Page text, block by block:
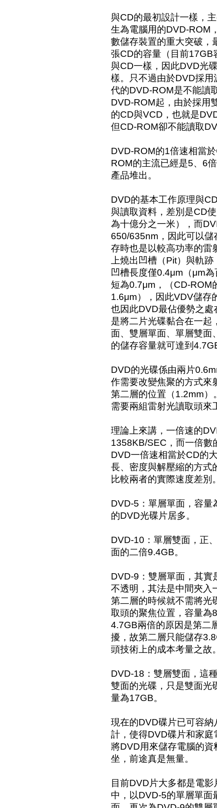
與CD的最初設計一樣，
生為電腦用的DVD-ROM
數儲存裝置的重大突破，
張CD的容量（目前17GB
與CD一樣，因此DVD光
樣。只不過由於DVD採
代的DVD-ROM是不能讀
DVD-ROM起，由於採用
的CD與VCD，也就是
但CD-ROM卻不能讀取
DVD-ROM的1倍速相當
ROM的主流已經是5、6
產品堆出。
DVD的基本工作原理與
與讀取資料，差別是CD
為十億分之一米），而
650/635nm，因此可以
存時也是以較高功率的雷
上燒出凹槽（Pit）與軌
凹槽長度僅0.4μm（μm
短為0.7μm，（CD-ROM
1.6μm），因此VDV儲存
也因此DVD最佔優勢之
是將二片光碟黏合在一起
面、雙層單面、單層雙面
的儲存容量就可達到
DVD的光碟係由兩片
作需要改變焦聚的方式來
第二層的位置（1.2mm）
需要兩組雷射光讀取頭來
理論上來講，一倍速的
1358KB/SEC，而一倍數
DVD一倍速相當於CD的
長、密度與解壓縮的方式
比較兩者的實際速度差別
DVD-5：單層單面，容量
的DVD光碟片居多。
DVD-10：單層雙面，正
面的二倍9.4GB。
DVD-9：雙層單面，其實
不透明，其法是中間夾入
第二層的時候就不需將光
取頭的聚焦位置，容量為
4.7GB兩倍的原因是第二
擾，故第二層只能儲存
頭技術上的成本考量之故
DVD-18：雙層雙面，這
雙面的光碟，只是雙面光
量為17GB。
現在的DVD碟片已可容
計，使得DVD碟片和家
將DVD用來儲存電腦的
坐，前途真是無量。
目前DVD片大多都是電
中，以DVD-5的單層單面